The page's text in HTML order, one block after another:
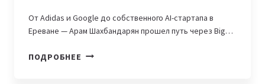
От Adidas и Google до собственного AI-стартапа в
Ереване — Арам Шахбандарян прошел путь через Big…
ПОДРОБНЕЕ КАК